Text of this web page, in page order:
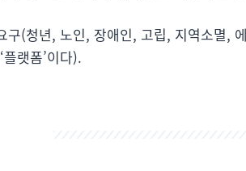
구(청년, 노인, 장애인, 고립, 지역소멸,
랫폼’이다).